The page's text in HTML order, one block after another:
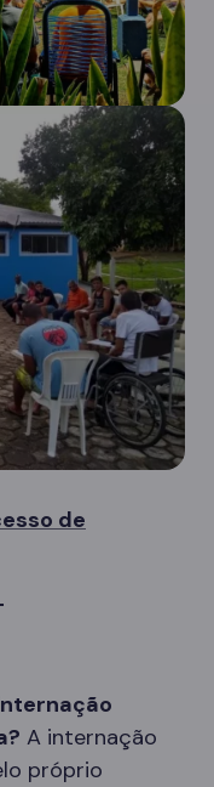
de
A internação
próprio